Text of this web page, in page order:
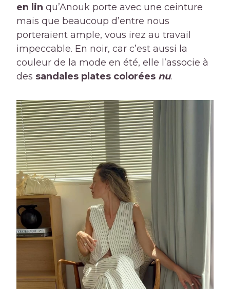
en lin qu’Anouk porte avec une ceinture
mais que beaucoup d’entre nous
porteraient ample, vous irez au travail
impeccable. En noir, car c’est aussi la
couleur de la mode en été, elle l’associe à
des sandales plates colorées nu.